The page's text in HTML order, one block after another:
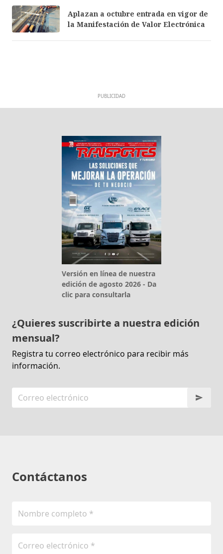
Aplazan a octubre entrada en vigor de
la Manifestación de Valor Electrónica
PUBLICIDAD
Versión en línea de nuestra
edición de agosto 2026 - Da
clic para consultarla
¿Quieres suscribirte a nuestra edición
mensual?
Registra tu correo electrónico para recibir más
información.
Contáctanos